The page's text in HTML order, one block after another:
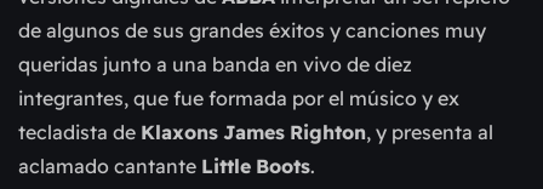
de algunos de sus grandes éxitos y canciones muy
queridas junto a una banda en vivo de diez
integrantes, que fue formada por el músico y ex
tecladista de Klaxons James Righton, y presenta al
aclamado cantante Little Boots.